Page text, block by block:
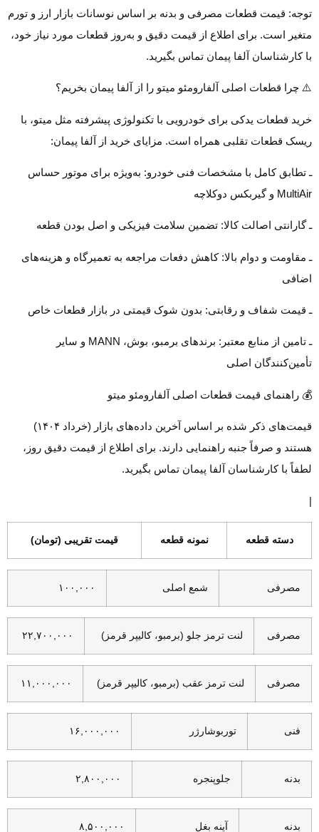
توجه: قیمت قطعات مصرفی و بدنه بر اساس نوسانات بازار ارز و تورم
متغیر است. برای اطلاع از قیمت دقیق و به‌روز قطعات مورد نیاز خود،
با کارشناسان آلفا پیمان تماس بگیرید.
⚠️ چرا قطعات اصلی آلفارومئو میتو را از آلفا پیمان بخریم؟
خرید قطعات یدکی برای خودرویی با تکنولوژی پیشرفته مثل میتو، با
ریسک قطعات تقلبی همراه است. مزایای خرید از آلفا پیمان:
ـ تطابق کامل با مشخصات فنی خودرو: به‌ویژه برای موتور حساس
MultiAir و گیربکس دوکلاچه
ـ گارانتی اصالت کالا: تضمین سلامت فیزیکی و اصل بودن قطعه
ـ مقاومت و دوام بالا: کاهش دفعات مراجعه به تعمیرگاه و هزینه‌های
اضافی
ـ قیمت شفاف و رقابتی: بدون شوک قیمتی در بازار قطعات خاص
ـ تامین از منابع معتبر: برندهای برمبو، بوش، MANN و سایر
تأمین‌کنندگان اصلی
💰 راهنمای قیمت قطعات اصلی آلفارومئو میتو
قیمت‌های ذکر شده بر اساس آخرین داده‌های بازار (خرداد ۱۴۰۴)
هستند و صرفاً جنبه راهنمایی دارند. برای اطلاع از قیمت دقیق روز،
لطفاً با کارشناسان آلفا پیمان تماس بگیرید.
|
دسته قطعه نمونه قطعه قیمت تقریبی (تومان)
مصرفی شمع اصلی ۱۰۰,۰۰۰
مصرفی لنت ترمز جلو (برمبو، کالیپر قرمز) ۲۲,۷۰۰,۰۰۰
مصرفی لنت ترمز عقب (برمبو، کالیپر قرمز) ۱۱,۰۰۰,۰۰۰
فنی توربوشارژر ۱۶,۰۰۰,۰۰۰
بدنه جلوپنجره ۲,۸۰۰,۰۰۰
بدنه آینه بغل ۸,۵۰۰,۰۰۰